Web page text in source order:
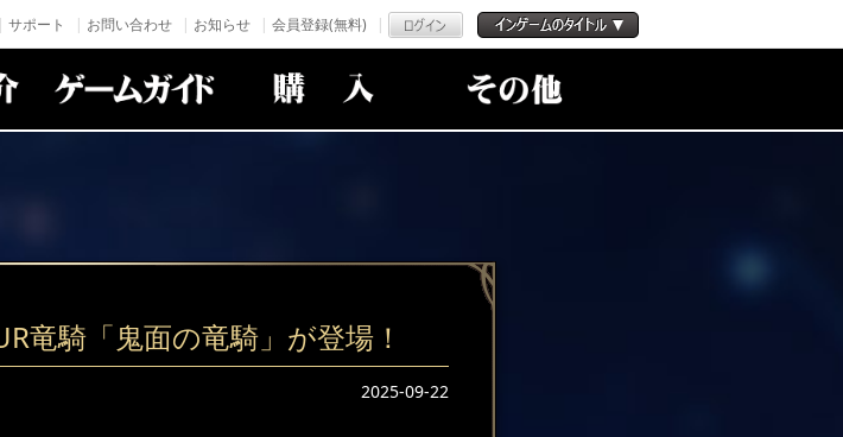
サポート お問い合わせ お知らせ 会員登録(無料)
竜騎「鬼面の竜騎」が登場！
2025-09-22